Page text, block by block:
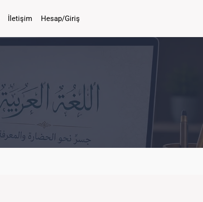
İletişim Hesap/Giriş